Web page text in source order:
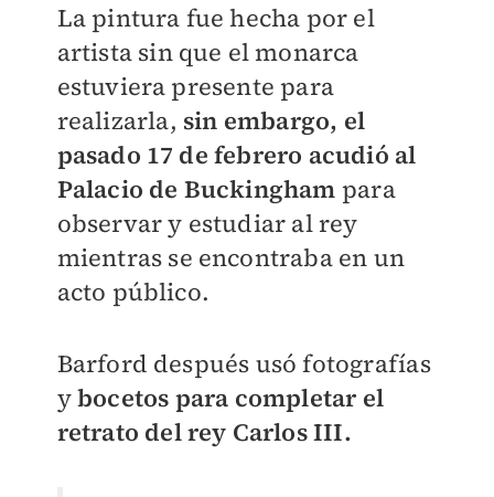
La pintura fue hecha por el
artista sin que el monarca
estuviera presente para
realizarla, sin embargo, el
pasado 17 de febrero acudió al
Palacio de Buckingham para
observar y estudiar al rey
mientras se encontraba en un
acto público.
Barford después usó fotografías
ybocetos para completar el
retrato del rey Carlos III.